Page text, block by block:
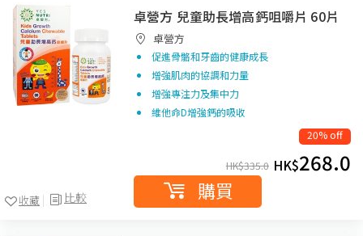
比較
收藏
卓營方 兒童助長增高鈣咀嚼片 60片
卓營方
促進骨骼和牙齒的健康成長
增強肌肉的協調和力量
增強專注力及集中力
維他命D增強鈣的吸收
20% off
HK$335.0 HK$268.0
購買